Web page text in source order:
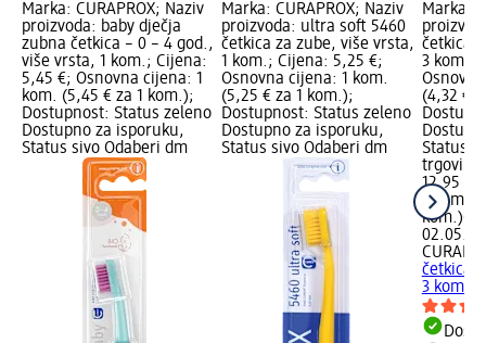
Marka: CURAPROX; Naziv
proizvoda: baby dječja
zubna četkica – 0 – 4 god.,
više vrsta, 1 kom.; Cijena:
5,45 €; Osnovna cijena: 1
kom. (5,45 € za 1 kom.);
Dostupnost: Status zeleno
Dostupno za isporuku,
Status sivo Odaberi dm
Marka: CURAPROX; Naziv
proizvoda: ultra soft 5460
četkica za zube, više vrsta,
1 kom.; Cijena: 5,25 €;
Osnovna cijena: 1 kom.
(5,25 € za 1 kom.);
Dostupnost: Status zeleno
Dostupno za isporuku,
Status sivo Odaberi dm
Marka:
četkica
3 kom.;
(4,32 €
Status
trgovinu
12,95 €
3 kom.
kom.)
četkica
3 kom.